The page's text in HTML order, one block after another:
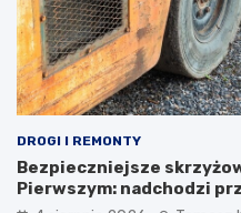
DROGI I REMONTY
Bezpieczniejsze
Pierwszym: nadchodzi